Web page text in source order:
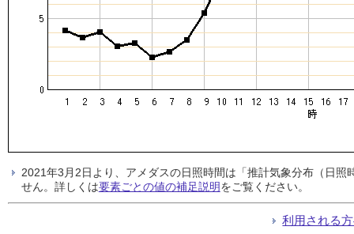
2021年3月2日より、アメダスの日照時間は「推計気象分布（日
せん。詳しくは要素ごとの値の補足説明をご覧ください。
利用される